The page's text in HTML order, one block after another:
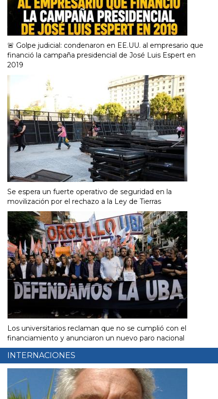
🚨 Golpe judicial: condenaron en EE.UU. al empresario que
financió la campaña presidencial de José Luis Espert en
2019
Se espera un fuerte operativo de seguridad en la
movilización por el rechazo a la Ley de Tierras
Los universitarios reclaman que no se cumplió con el
financiamiento y anunciaron un nuevo paro nacional
INTERNACIONES